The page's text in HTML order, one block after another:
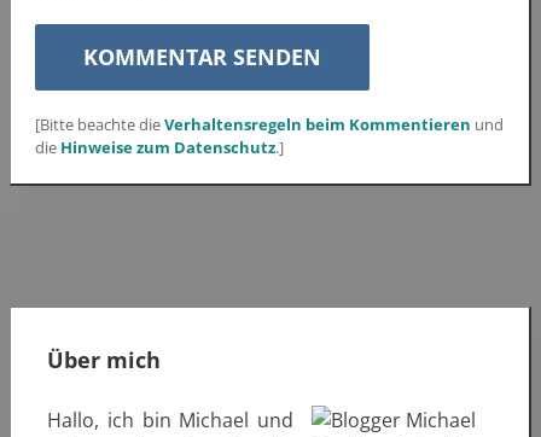
[Bitte beachte dieVerhaltensregeln beim Kommentieren und
die Hinweise zum Datenschutz.]
Über mich
Hallo, ich bin Michael und